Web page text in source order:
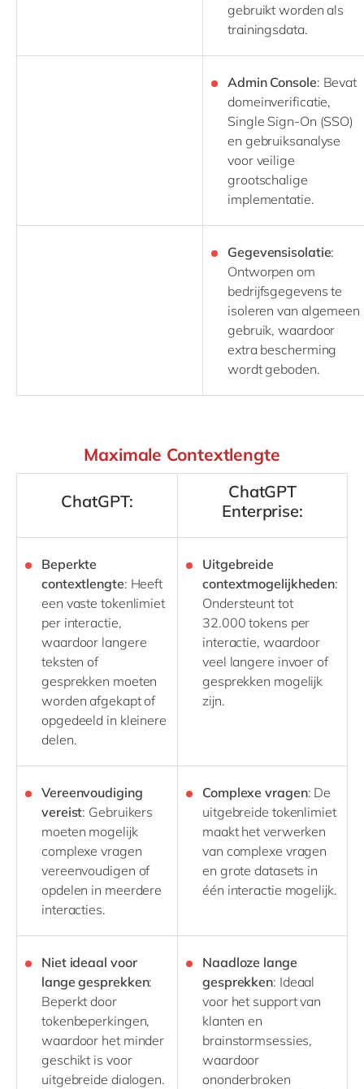
gebruikt worden als
trainingsdata.
Admin Console: Bevat
domeinverificatie,
Single Sign-On (SSO)
en gebruiksanalyse
voor veilige
grootschalige
implementatie.
Gegevensisolatie:
Ontworpen om
bedrijfsgegevens te
isoleren van algemeen
gebruik, waardoor
extra bescherming
wordt geboden.
Maximale Contextlengte
ChatGPT:
ChatGPT
Enterprise:
Beperkte
contextlengte: Heeft
een vaste tokenlimiet
per interactie,
waardoor langere
teksten of
gesprekken moeten
worden afgekapt of
opgedeeld in kleinere
delen.
Uitgebreide
contextmogelijkheden:
Ondersteunt tot
32.000 tokens per
interactie, waardoor
veel langere invoer of
gesprekken mogelijk
zijn.
Vereenvoudiging
vereist: Gebruikers
moeten mogelijk
complexe vragen
vereenvoudigen of
opdelen in meerdere
interacties.
Complexe vragen: De
uitgebreide tokenlimiet
maakt het verwerken
van complexe vragen
en grote datasets in
één interactie mogelijk.
Niet ideaal voor
lange gesprekken:
Beperkt door
tokenbeperkingen,
waardoor het minder
geschikt is voor
uitgebreide dialogen.
Naadloze lange
gesprekken: Ideaal
voor het support van
klanten en
brainstormsessies,
waardoor
ononderbroken